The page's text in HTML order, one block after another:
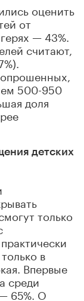
оценить
от
— 43%.
считают,
500-950
доля
детских
только
в
Впервые
среди
65%. О